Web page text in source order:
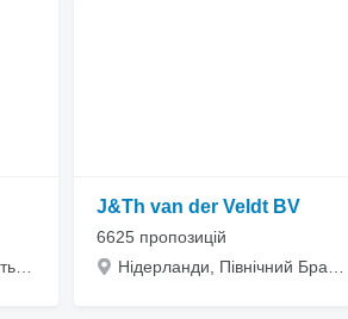
J&Th van der Veldt BV
6625 пропозицій